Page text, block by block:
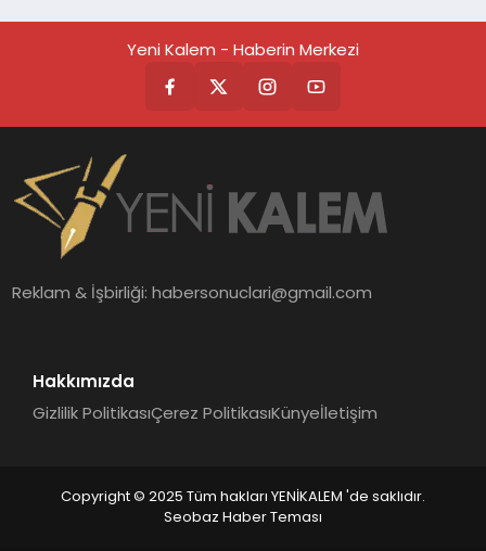
Yeni Kalem - Haberin Merkezi
Reklam & İşbirliği:habersonuclari@gmail.com
Hakkımızda
Gizlilik PolitikasıÇerez PolitikasıKünyeİletişim
Copyright © 2025 Tüm hakları YENİKALEM 'de saklıdır.
Seobaz Haber Teması